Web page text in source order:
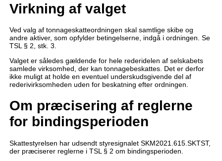
Virkning af valget
Ved valg af tonnageskatteordningen skal samtlige skibe og
andre aktiver, som opfylder betingelserne, indgå i ordningen. Se
TSL § 2, stk. 3.
Valget er således gældende for hele rederidelen af selskabets
samlede virksomhed, der kan tonnagebeskattes. Det er derfor
ikke muligt at holde en eventuel underskudsgivende del af
rederivirksomheden uden for beskatning efter ordningen.
Om præcisering af reglerne
for bindingsperioden
Skattestyrelsen har udsendt styresignalet SKM2021.615.SKTST,
der præciserer reglerne i TSL § 2 om bindingsperioden.